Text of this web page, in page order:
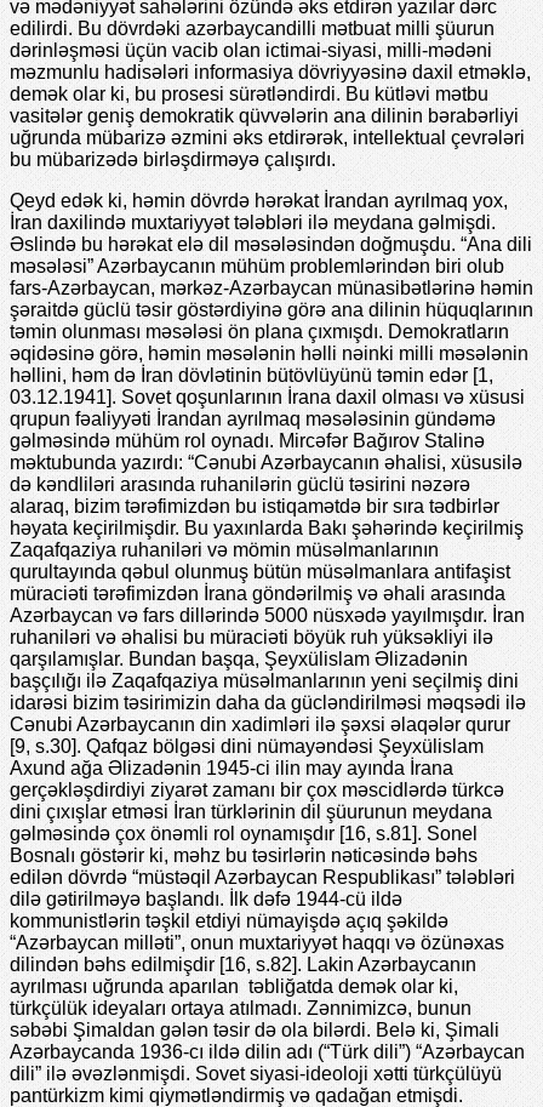
və mədəniyyət sahələrini özündə əks etdirən yazılar dərc
edilirdi. Bu dövrdəki azərbaycandilli mətbuat milli şüurun
dərinləşməsi üçün vacib olan ictimai-siyasi, milli-mədəni
məzmunlu hadisələri informasiya dövriyyəsinə daxil etməklə,
demək olar ki, bu prosesi sürətləndirdi. Bu kütləvi mətbu
vasitələr geniş demokratik qüvvələrin ana dilinin bərabərliyi
uğrunda mübarizə əzmini əks etdirərək, intellektual çevrələri
bu mübarizədə birləşdirməyə çalışırdı.
Qeyd edək ki, həmin dövrdə hərəkat İrandan ayrılmaq yox,
İran daxilində muxtariyyət tələbləri ilə meydana gəlmişdi.
Əslində bu hərəkat elə dil məsələsindən doğmuşdu. “Ana dili
məsələsi” Azərbaycanın mühüm problemlərindən biri olub
fars-Azərbaycan, mərkəz-Azərbaycan münasibətlərinə həmin
şəraitdə güclü təsir göstərdiyinə görə ana dilinin hüquqlarının
təmin olunması məsələsi ön plana çıxmışdı. Demokratların
əqidəsinə görə, həmin məsələnin həlli nəinki milli məsələnin
həllini, həm də İran dövlətinin bütövlüyünü təmin edər [1,
03.12.1941]. Sovet qoşunlarının İrana daxil olması və xüsusi
qrupun fəaliyyəti İrandan ayrılmaq məsələsinin gündəmə
gəlməsində mühüm rol oynadı. Mircəfər Bağırov Stalinə
məktubunda yazırdı: “Cənubi Azərbaycanın əhalisi, xüsusilə
də kəndliləri arasında ruhanilərin güclü təsirini nəzərə
alaraq, bizim tərəfimizdən bu istiqamətdə bir sıra tədbirlər
həyata keçirilmişdir. Bu yaxınlarda Bakı şəhərində keçirilmiş
Zaqafqaziya ruhaniləri və mömin müsəlmanlarının
qurultayında qəbul olunmuş bütün müsəlmanlara antifaşist
müraciəti tərəfimizdən İrana göndərilmiş və əhali arasında
Azərbaycan və fars dillərində 5000 nüsxədə yayılmışdır. İran
ruhaniləri və əhalisi bu müraciəti böyük ruh yüksəkliyi ilə
qarşılamışlar. Bundan başqa, Şeyxülislam Əlizadənin
başçılığı ilə Zaqafqaziya müsəlmanlarının yeni seçilmiş dini
idarəsi bizim təsirimizin daha da gücləndirilməsi məqsədi ilə
Cənubi Azərbaycanın din xadimləri ilə şəxsi əlaqələr qurur
[9, s.30]. Qafqaz bölgəsi dini nümayəndəsi Şeyxülislam
Axund ağa Əlizadənin 1945-ci ilin may ayında İrana
gerçəkləşdirdiyi ziyarət zamanı bir çox məscidlərdə türkcə
dini çıxışlar etməsi İran türklərinin dil şüurunun meydana
gəlməsində çox önəmli rol oynamışdır [16, s.81]. Sonel
Bosnalı göstərir ki, məhz bu təsirlərin nəticəsində bəhs
edilən dövrdə “müstəqil Azərbaycan Respublikası” tələbləri
dilə gətirilməyə başlandı. İlk dəfə 1944-cü ildə
kommunistlərin təşkil etdiyi nümayişdə açıq şəkildə
“Azərbaycan milləti”, onun muxtariyyət haqqı və özünəxas
dilindən bəhs edilmişdir [16, s.82]. Lakin Azərbaycanın
ayrılması uğrunda aparılan təbliğatda demək olar ki,
türkçülük ideyaları ortaya atılmadı. Zənnimizcə, bunun
səbəbi Şimaldan gələn təsir də ola bilərdi. Belə ki, Şimali
Azərbaycanda 1936-cı ildə dilin adı (“Türk dili”) “Azərbaycan
dili” ilə əvəzlənmişdi. Sovet siyasi-ideoloji xətti türkçülüyü
pantürkizm kimi qiymətləndirmiş və qadağan etmişdi.